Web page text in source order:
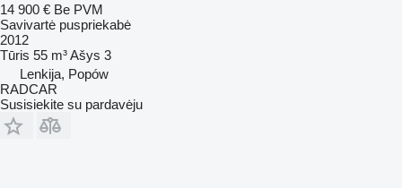
14 900 € Be PVM
Savivartė puspriekabė
2012
Tūris 55 m³Ašys 3
Lenkija, Popów
RADCAR
Susisiekite su pardavėju